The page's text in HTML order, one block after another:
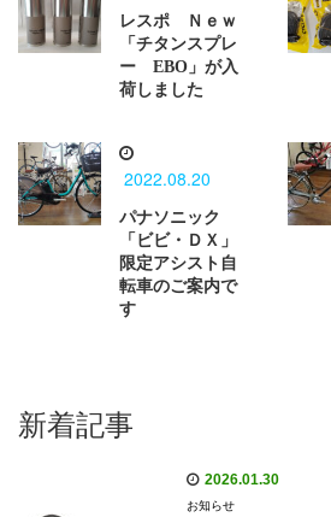
レスポ Ｎｅｗ
「チタンスプレ
ー EBO」が入
荷しました
2022.08.20
パナソニック
「ビビ・ＤＸ」
限定アシスト自
転車のご案内で
す
新着記事
2026.01.30
お知らせ